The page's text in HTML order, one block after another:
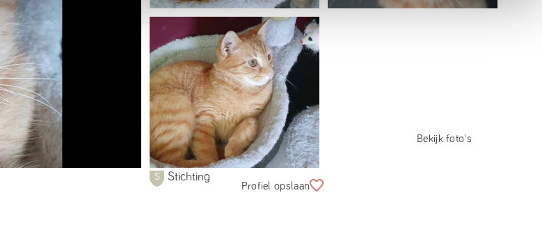
Bekijk foto's
Stichting
Profiel opslaan